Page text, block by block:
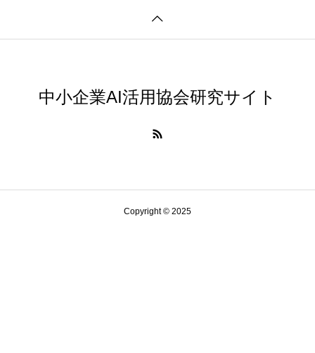
中小企業AI活用協会研究サイト
Copyright © 2025